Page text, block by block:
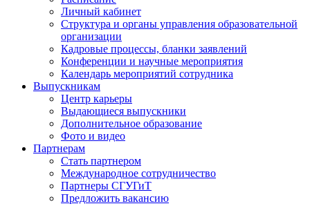
Личный кабинет
Структура и органы управления образовательной
организации
Кадровые процессы, бланки заявлений
Конференции и научные мероприятия
Календарь мероприятий сотрудника
Выпускникам
Центр карьеры
Выдающиеся выпускники
Дополнительное образование
Фото и видео
Партнерам
Стать партнером
Международное сотрудничество
Партнеры СГУГиТ
Предложить вакансию